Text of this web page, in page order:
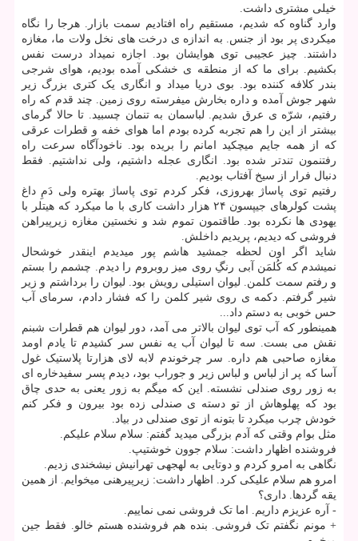
خیلی مشتری داشت.
وارد گناوه که شدیم، مستقیم راه افتادیم سمت بازار. هرجا را نگاه
میکردی پر بود از جنس. به اندازه ی درخت های نخل ولات ما، مغازه
داشتند. چیز عجیبی توی هوایشان بود. اجازه نمیداد درست نفس
بکشیم. برای ما که از منطقه ی خشکی آمده بودیم، هوای شرجی
بندر کلافه کننده بود. بوی دریا میداد و انگاری یک کتری بزرگ زیر
شهر جوش آمده و داره بخارش میفرسته روی زمین. چند قدم که راه
رفتیم، شرّه ی عرق شدیم. لباسمان به تنمان چسبید. تا حالا گرمای
بیشتر از این را هم تجربه کرده بودم اما هوای خفه و قطرات عرقی
که از همه جایم میچکید امانم را بریده بود. ناخودآگاه سرعت راه
رفتنمون تندتر شده بود. انگاری عجله داشتیم، ولی نداشتیم. فقط
دنبال فرار از سیخ آفتاب بودیم.
رفتیم توی پاساژ بهروزی، فکر کردم توی پاساژ بهتره ولی دَمِ داغ
پشت کولرهای جیپسون ۲۴ هزار داشت کاری با ما میکرد که هیتلر با
یهودی ها نکرده بود. طاقتمون تموم شد و نخستین مغازه زیرپیراهن
فروشی که دیدیم، پریدیم داخلش.
شاید اگر اون لحظه جمشید هاشم پور میدیدم اینقدر خوشحال
نمیشدم که کُلمَن آبی رنگِ روی میز روبروم را دیدم. چشمم را بستم
و رفتم سمت کلمن. لیوان استیلی رویش بود. لیوان را برداشتم و زیر
شیر گرفتم. دکمه ی روی شیر کلمن را که فشار دادم، سرمای آب
حس خوبی به دستم داد...
همینطور که آب توی لیوان بالاتر می آمد، دور لیوان هم قطرات شبنم
نقش می بست. سه تا لیوان آب یه نفس سر کشیدم تا یادم اومد
مغازه صاحبی هم داره. سر چرخوندم لابه لای هزارتا پلاستیک غول
آسا که پر از لباس و لباس زیر و جوراب بود، دیدم پسر سفیدخاره ای
به زور روی صندلی نشسته. این که میگم به زور یعنی به حدی چاق
بود که پهلوهاش از تو دسته ی صندلی زده بود بیرون و فکر کنم
خودش چرب میکرد تا بتونه از توی صندلی در بیاد.
مثل بوام وقتی که آدم بزرگی میدید گفتم: سلام سلام علیکم.
فروشنده اظهار داشت: سلام جوون خوشتیپ.
نگاهی به امرو کردم و دوتایی به لهجهی تهرانیش نیشخندی زدیم.
امرو هم سلام علیکی کرد. اظهار داشت: زیرپیرهنی میخوایم. از همین
یقه گردها. داری؟
- آره عزیزم داریم. اما تک فروشی نمی نماییم.
+ مونم نگفتم تک فروشی. بنده هم فروشنده هستم خالو. فقط جین